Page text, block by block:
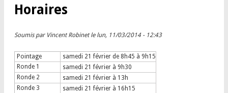
Horaires
Soumis par Vincent Robinetle lun, 11/03/2014 - 12:43
Pointage
samedi 21 février de 8h45 à 9h15
Ronde 1
samedi 21 février à 9h30
Ronde 2
samedi 21 février à 13h
Ronde 3
samedi 21 février à 16h15